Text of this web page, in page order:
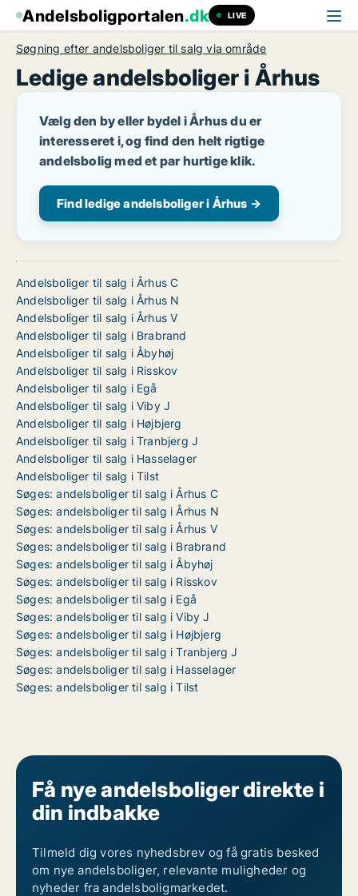
Andelsboligportalen.dk LIVE
Søgning efter andelsboliger til salg via område
Ledige andelsboliger i Århus
Vælg den by eller bydel i Århus du er
interesseret i, og find den helt rigtige
andelsbolig med et par hurtige klik.
Find ledige andelsboliger i Århus →
Andelsboliger til salg i Århus C
Andelsboliger til salg i Århus N
Andelsboliger til salg i Århus V
Andelsboliger til salg i Brabrand
Andelsboliger til salg i Åbyhøj
Andelsboliger til salg i Risskov
Andelsboliger til salg i Egå
Andelsboliger til salg i Viby J
Andelsboliger til salg i Højbjerg
Andelsboliger til salg i Tranbjerg J
Andelsboliger til salg i Hasselager
Andelsboliger til salg i Tilst
Søges: andelsboliger til salg i Århus C
Søges: andelsboliger til salg i Århus N
Søges: andelsboliger til salg i Århus V
Søges: andelsboliger til salg i Brabrand
Søges: andelsboliger til salg i Åbyhøj
Søges: andelsboliger til salg i Risskov
Søges: andelsboliger til salg i Egå
Søges: andelsboliger til salg i Viby J
Søges: andelsboliger til salg i Højbjerg
Søges: andelsboliger til salg i Tranbjerg J
Søges: andelsboliger til salg i Hasselager
Søges: andelsboliger til salg i Tilst
Få nye andelsboliger direkte i
din indbakke
Tilmeld dig vores nyhedsbrev og få gratis besked
om nye andelsboliger, relevante muligheder og
nyheder fra andelsboligmarkedet.